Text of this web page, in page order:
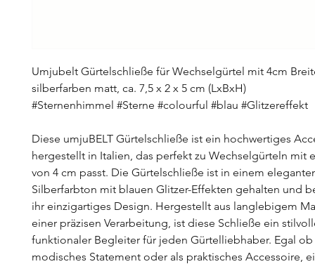
Umjubelt Gürtelschließe für Wechselgürtel mit 4cm
silberfarben matt, ca. 7,5 x 2 x 5 cm (LxBxH)
#Sternenhimmel #Sterne #colourful #blau #Glitzereffekt
Diese umjuBELT Gürtelschließe ist ein hochwertiges
hergestellt in Italien, das perfekt zu Wechselgürteln mit
von 4 cm passt. Die Gürtelschließe ist in einem
Silberfarbton mit blauen Glitzer-Effekten gehalten und
ihr einzigartiges Design. Hergestellt aus langlebigem
einer präzisen Verarbeitung, ist diese Schließe ein
funktionaler Begleiter für jeden Gürtelliebhaber. Egal ob
modisches Statement oder als praktisches Accessoire,